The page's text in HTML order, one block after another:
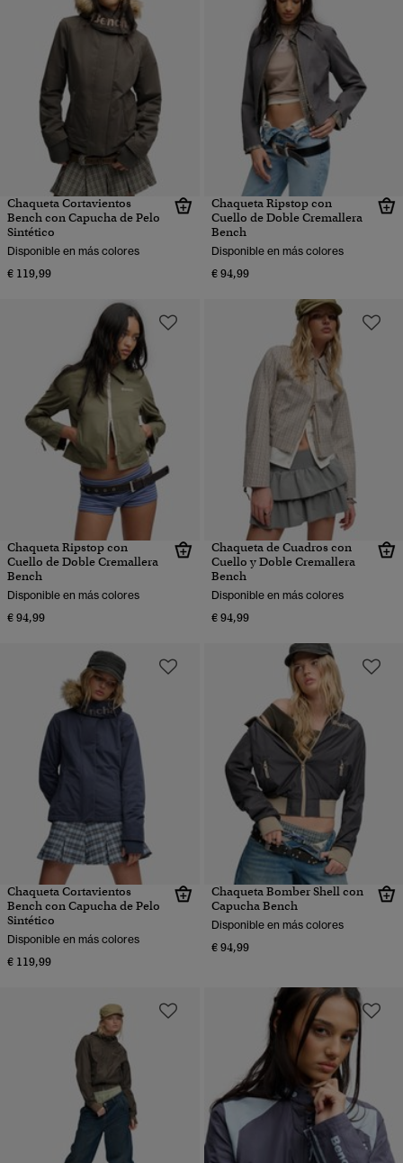
Chaqueta Cortavientos
Bench con Capucha de Pelo
Sintético
Disponible en más colores
€ 119,99
Chaqueta Ripstop con
Cuello de Doble Cremallera
Bench
Disponible en más colores
€ 94,99
Chaqueta Ripstop con
Cuello de Doble Cremallera
Bench
Disponible en más colores
€ 94,99
Chaqueta de Cuadros con
Cuello y Doble Cremallera
Bench
Disponible en más colores
€ 94,99
Chaqueta Cortavientos
Bench con Capucha de Pelo
Sintético
Disponible en más colores
€ 119,99
Chaqueta Bomber Shell con
Capucha Bench
Disponible en más colores
€ 94,99